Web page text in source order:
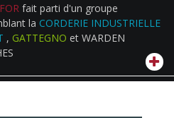
fait parti d'un groupe
la CORDERIE INDUSTRIELLE
, GATTEGNO et WARDEN